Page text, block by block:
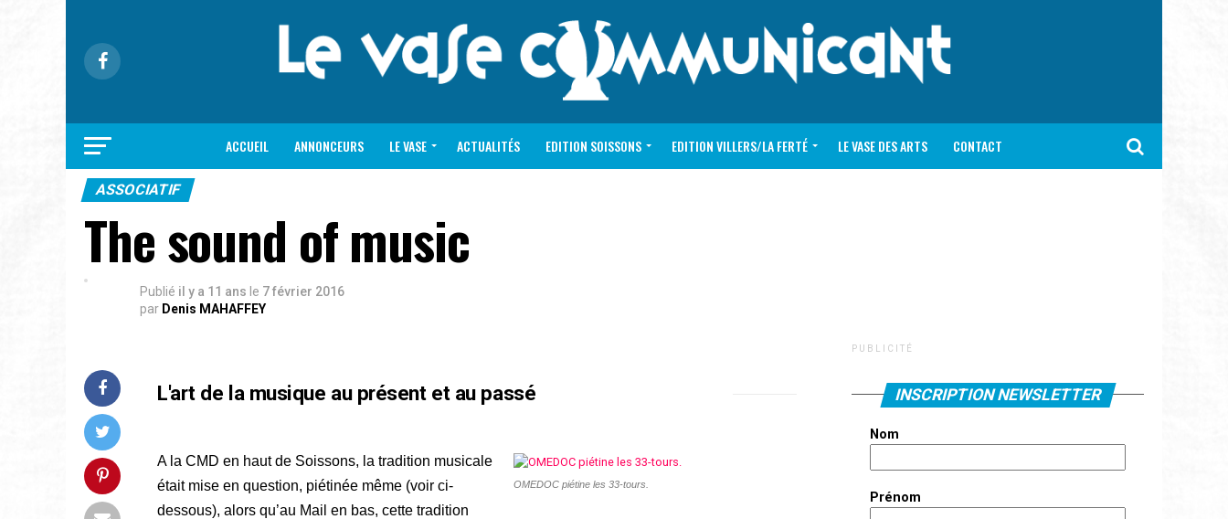
ACCUEIL ANNONCEURS LE VASE ACTUALITÉS EDITION SOISSONS EDITION VILLERS/LA FERTÉ LE VASE DES ARTS CONTACT
ASSOCIATIF
The sound of music
Publié il y a 11 ans le 7 février 2016
par Denis MAHAFFEY
L'art de la musique au présent et au passé
OMEDOC piétine les 33-tours.
A la CMD en haut de Soissons, la tradition musicale
était mise en question, piétinée même (voir ci-
dessous), alors qu’au Mail en bas, cette tradition
P U B L I C I T É
INSCRIPTION NEWSLETTER
Nom
Prénom